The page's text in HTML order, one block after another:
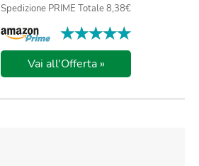
Spedizione PRIME Totale 8,38€
★★★★★
★★★★★
Vai all'Offerta »